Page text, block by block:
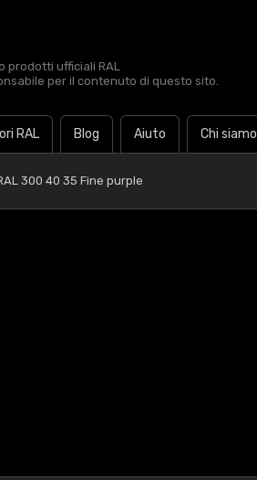
prodotti ufficiali RAL
per il contenuto di questo sito.
RAL Blog Aiuto Chi siamo
300 40 35 Fine purple